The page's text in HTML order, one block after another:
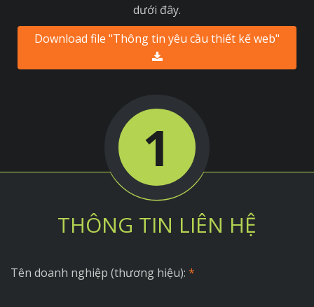
dưới đây.
Download file "Thông tin yêu cầu thiết kế web"
1
THÔNG TIN LIÊN HỆ
Tên doanh nghiệp (thương hiệu): *